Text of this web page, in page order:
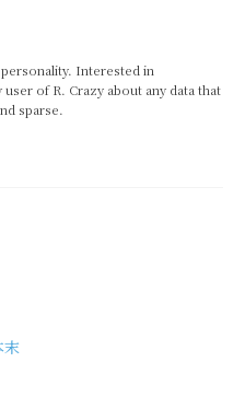
Interested in
of R. Crazy about any data that
sparse.
末